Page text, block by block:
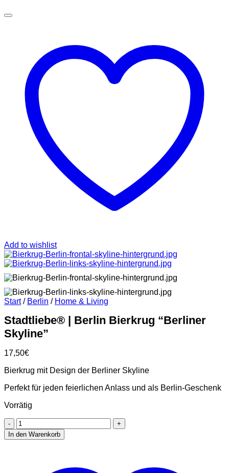
Add to wishlist
Start / Berlin / Home & Living
Stadtliebe® | Berlin Bierkrug “Berliner
Skyline”
17,50€
Bierkrug mit Design der Berliner Skyline
Perfekt für jeden feierlichen Anlass und als Berlin-Geschenk
Vorrätig
Stadtliebe®
|
Berlin
In den Warenkorb